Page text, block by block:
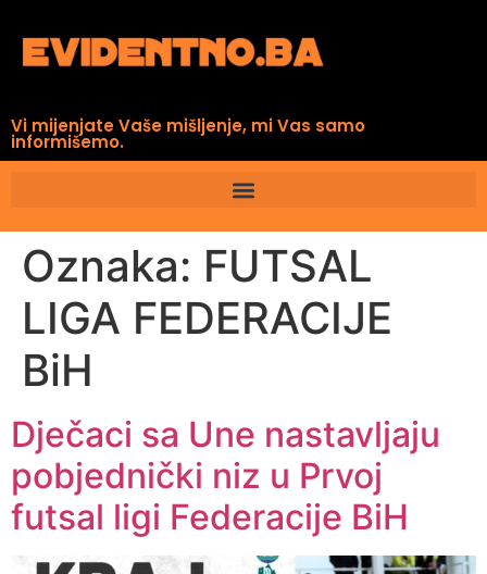
Vi mijenjate Vaše mišljenje, mi Vas samo
informišemo.
Oznaka: FUTSAL
LIGA FEDERACIJE
BiH
Dječaci sa Une nastavljaju
pobjednički niz u Prvoj
futsal ligi Federacije BiH